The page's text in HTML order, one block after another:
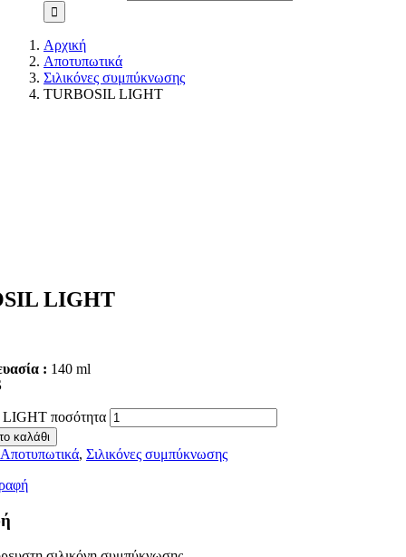
Αρχική
Αποτυπωτικά
Σιλικόνες συμπύκνωσης
TURBOSIL LIGHT
LIGHT
: 140 ml
ποσότητα
καλάθι
Αποτυπωτικά, Σιλικόνες συμπύκνωσης